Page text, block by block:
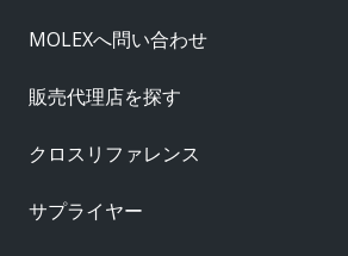
MOLEXへ問い合わせ
販売代理店を探す
クロスリファレンス
サプライヤー